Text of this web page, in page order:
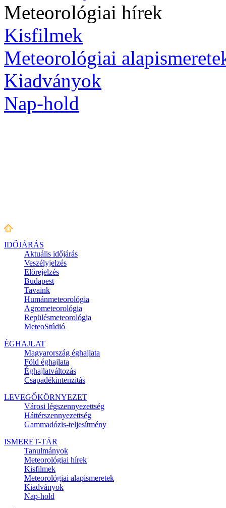
Meteorológiai hírek
Kisfilmek
Meteorológiai
Kiadványok
Nap-hold
IDŐJÁRÁS
Aktuális időjárás
Veszélyjelzés
Előrejelzés
Budapest
Tavaink
Humánmeteorológia
Agrometeorológia
Repülésmeteorológia
MeteoStúdió
ÉGHAJLAT
Magyarország éghajlata
Föld éghajlata
Éghajlatváltozás
Csapadékintenzitás
LEVEGŐKÖRNYEZET
Városi légszennyezettség
Háttérszennyezettség
Gammadózis-teljesítmény
ISMERET-TÁR
Tanulmányok
Meteorológiai hírek
Kisfilmek
Meteorológiai alapismeretek
Kiadványok
Nap-hold